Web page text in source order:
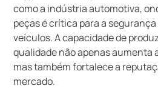
como a indústria automotiva,
peças é crítica para a
veículos. A capacidade de
qualidade não apenas aumenta
mas também fortalece a
mercado.